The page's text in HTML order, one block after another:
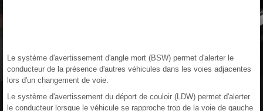
Le système d'avertissement d'angle mort (BSW) permet d'alerter le
conducteur de la présence d'autres véhicules dans les voies adjacentes
lors d'un changement de voie.
Le système d'avertissement du déport de couloir (LDW) permet d'alerter
le conducteur lorsque le véhicule se rapproche trop de la voie de gauche